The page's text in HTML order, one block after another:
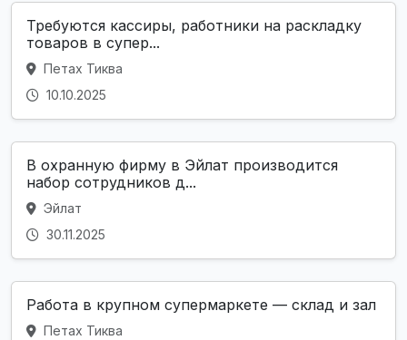
Требуются кассиры, работники на раскладку
товаров в супер...
Петах Тиква
10.10.2025
В охранную фирму в Эйлат производится
набор сотрудников д...
Эйлат
30.11.2025
Работа в крупном супермаркете — склад и зал
Петах Тиква